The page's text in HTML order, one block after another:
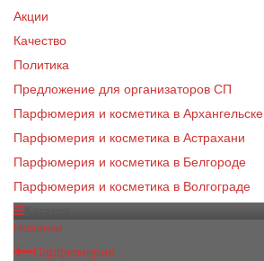
Акции
Качество
Политика
Предложение для организаторов СП
Парфюмерия и косметика в Архангельске
Парфюмерия и косметика в Астрахани
Парфюмерия и косметика в Белгороде
Парфюмерия и косметика в Волгограде
Новинки
Парфюмерия